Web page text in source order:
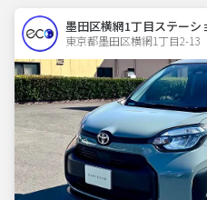
墨田区横網1丁目ステーシ
東京都墨田区横網1丁目2-13